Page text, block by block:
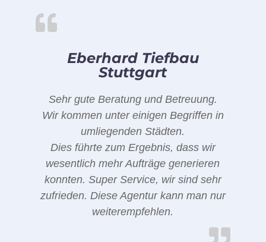
Eberhard Tiefbau
Stuttgart
Sehr gute Beratung und Betreuung.
Wir kommen unter einigen Begriffen in
umliegenden Städten.
Dies führte zum Ergebnis, dass wir
wesentlich mehr Aufträge generieren
konnten. Super Service, wir sind sehr
zufrieden. Diese Agentur kann man nur
weiterempfehlen.